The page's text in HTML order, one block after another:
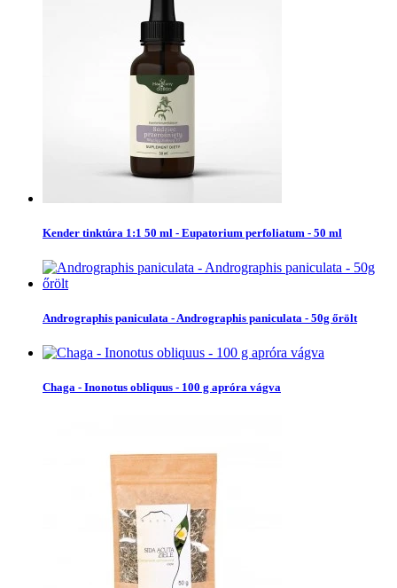
Kender tinktúra 1:1 50 ml - Eupatorium perfoliatum - 50 ml
Andrographis paniculata - Andrographis paniculata - 50g őrölt
Chaga - Inonotus obliquus - 100 g apróra vágva